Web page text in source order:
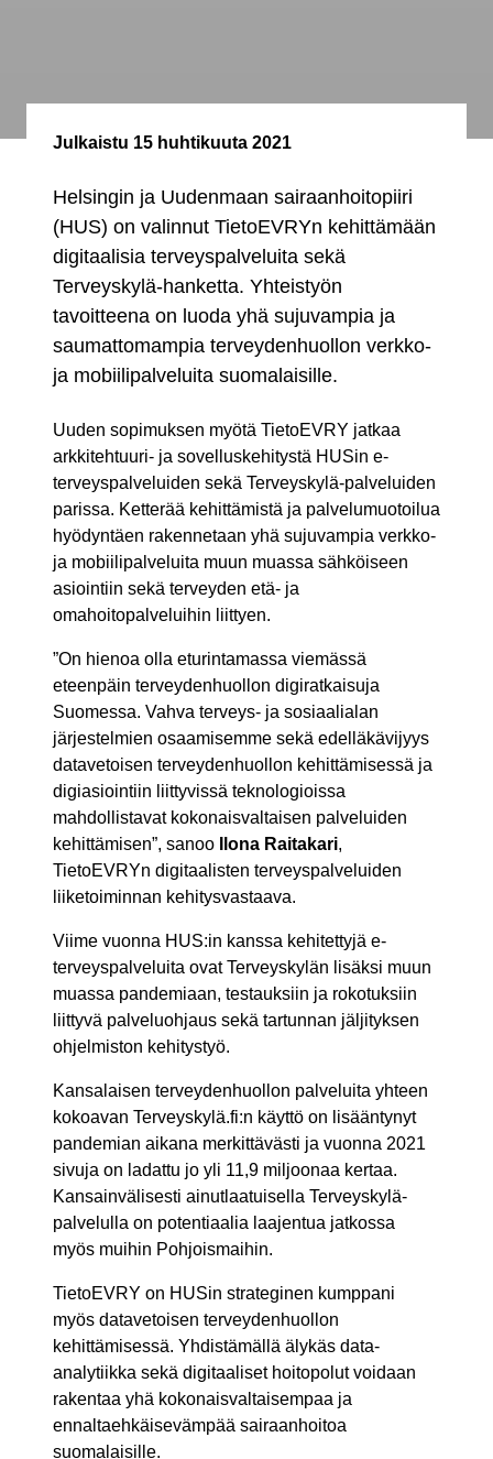
Julkaistu 15 huhtikuuta 2021
Helsingin ja Uudenmaan sairaanhoitopiiri
(HUS) on valinnut TietoEVRYn kehittämään
digitaalisia terveyspalveluita sekä
Terveyskylä-hanketta. Yhteistyön
tavoitteena on luoda yhä sujuvampia ja
saumattomampia terveydenhuollon verkko-
ja mobiilipalveluita suomalaisille.
Uuden sopimuksen myötä TietoEVRY jatkaa
arkkitehtuuri- ja sovelluskehitystä HUSin e-
terveyspalveluiden sekä Terveyskylä-palveluiden
parissa. Ketterää kehittämistä ja palvelumuotoilua
hyödyntäen rakennetaan yhä sujuvampia verkko-
ja mobiilipalveluita muun muassa sähköiseen
asiointiin sekä terveyden etä- ja
omahoitopalveluihin liittyen.
”On hienoa olla eturintamassa viemässä
eteenpäin terveydenhuollon digiratkaisuja
Suomessa. Vahva terveys- ja sosiaalialan
järjestelmien osaamisemme sekä edelläkävijyys
datavetoisen terveydenhuollon kehittämisessä ja
digiasiointiin liittyvissä teknologioissa
mahdollistavat kokonaisvaltaisen palveluiden
kehittämisen”, sanoo
Ilona Raitakari,
TietoEVRYn digitaalisten terveyspalveluiden
liiketoiminnan kehitysvastaava.
Viime vuonna HUS:in kanssa kehitettyjä e-
terveyspalveluita ovat Terveyskylän lisäksi muun
muassa pandemiaan, testauksiin ja rokotuksiin
liittyvä palveluohjaus sekä tartunnan jäljityksen
ohjelmiston kehitystyö.
Kansalaisen terveydenhuollon palveluita yhteen
kokoavan Terveyskylä.fi:n käyttö on lisääntynyt
pandemian aikana merkittävästi ja vuonna 2021
sivuja on ladattu jo yli 11,9 miljoonaa kertaa.
Kansainvälisesti ainutlaatuisella Terveyskylä-
palvelulla on potentiaalia laajentua jatkossa
myös muihin Pohjoismaihin.
TietoEVRY on HUSin strateginen kumppani
myös datavetoisen terveydenhuollon
kehittämisessä. Yhdistämällä älykäs data-
analytiikka sekä digitaaliset hoitopolut voidaan
rakentaa yhä kokonaisvaltaisempaa ja
ennaltaehkäisevämpää sairaanhoitoa
suomalaisille.